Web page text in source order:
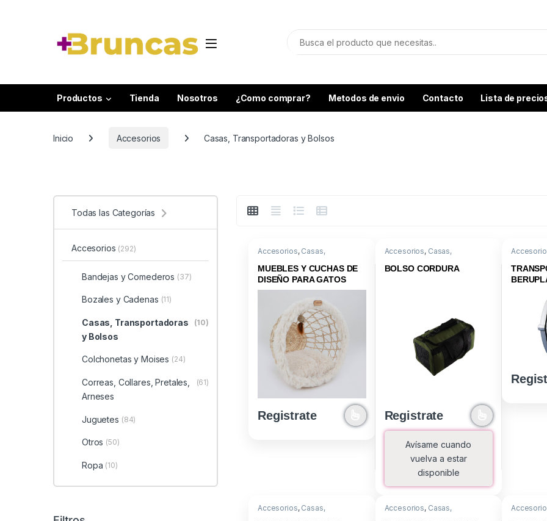
Productos Tienda Nosotros ¿Como comprar? Metodos de envio Contacto Lista de
Inicio Accesorios Casas, Transportadoras y Bolsos
Accesorios, Casas,
MUEBLES Y CUCHAS DE
DISEÑO PARA GATOS
Registrate
Accesorios, Casas,
BOLSO CORDURA
Registrate
Avísame cuando
vuelva a estar
disponible
Accesorios, Casas,
Transportadoras y Bolsos
Accesorios, Casas,
Transportadoras y Bolsos
Todas las Categorías
Accesorios (292)
Bandejas y Comederos (37)
Bozales y Cadenas (11)
Casas, Transportadoras
y Bolsos
(10)
Colchonetas y Moises (24)
Correas, Collares, Pretales,
Arneses
(61)
Juguetes (84)
Otros (50)
Ropa (10)